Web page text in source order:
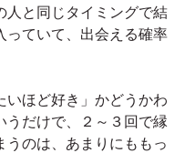
人と同じタイミングで結
っていて、出会える確率
いほど好き」かどうかわ
うだけで、２～３回で縁
うのは、あまりにももっ